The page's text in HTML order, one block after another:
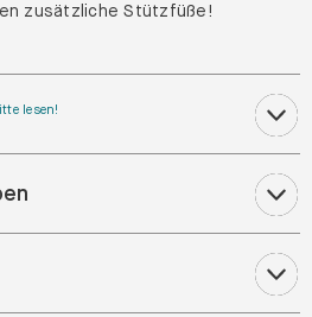
zusätzliche Stützfüße!
lesen!